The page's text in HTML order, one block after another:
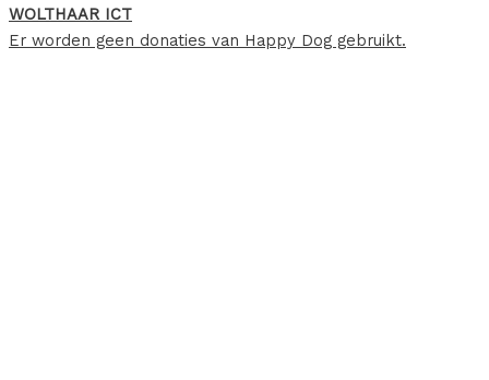
WOLTHAAR ICT
Er worden geen donaties van Happy Dog gebruikt.